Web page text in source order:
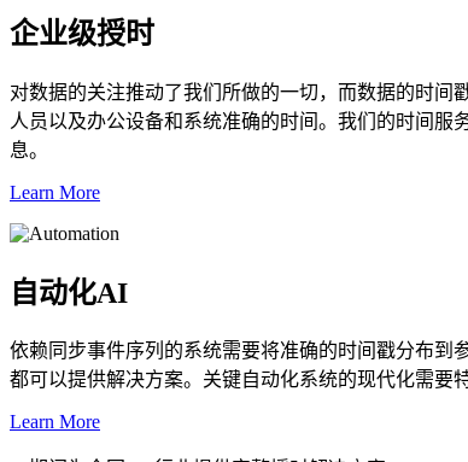
企业级授时
对数据的关注推动了我们所做的一切，而数据的时
人员以及办公设备和系统准确的时间。我们的时间
息。
Learn More
自动化AI
依赖同步事件序列的系统需要将准确的时间戳分布到
都可以提供解决方案。关键自动化系统的现代化需要
Learn More